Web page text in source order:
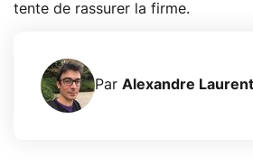
tente de rassurer la firme.
Par Alexandre Laurent